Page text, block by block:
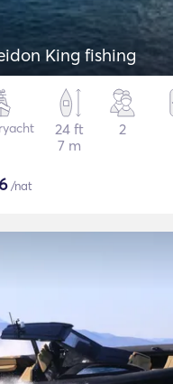
Poseidon King fishing
24 ft
7 m
2
/nat